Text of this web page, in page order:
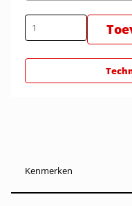
Kenmerken